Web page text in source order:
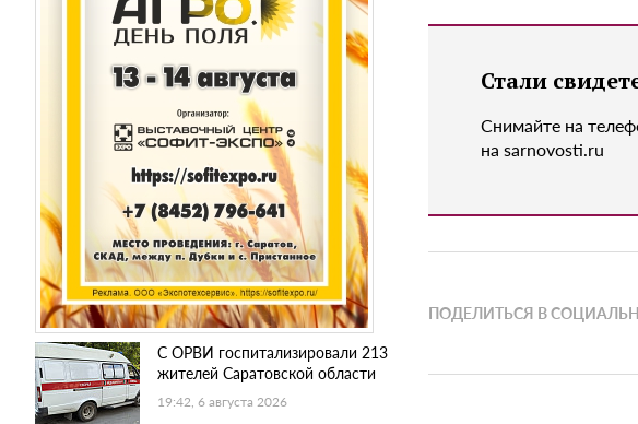
С ОРВИ госпитализировали 213
жителей Саратовской области
19:42, 6 августа 2026
Стали
Снимайте на
на sarnovosti.ru
ПОДЕЛИТЬСЯ В